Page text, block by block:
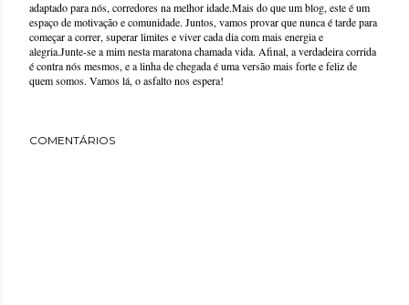
adaptado para nós, corredores na melhor idade.Mais do que um blog, este é um
espaço de motivação e comunidade. Juntos, vamos provar que nunca é tarde para
começar a correr, superar limites e viver cada dia com mais energia e
alegria.Junte-se a mim nesta maratona chamada vida. Afinal, a verdadeira corrida
é contra nós mesmos, e a linha de chegada é uma versão mais forte e feliz de
quem somos. Vamos lá, o asfalto nos espera!
COMENTÁRIOS